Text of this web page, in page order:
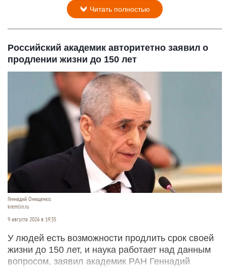
Читать полностью
Российский академик авторитетно заявил о
продлении жизни до 150 лет
Геннадий Онищенко.
kremlin.ru
9 августа 2026 в 19:35
У людей есть возможности продлить срок своей
жизни до 150 лет, и наука работает над данным
вопросом, заявил академик РАН Геннадий